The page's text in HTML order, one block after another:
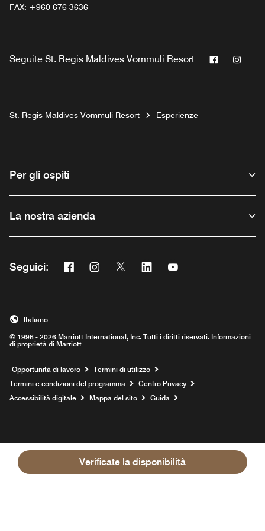
Verificate la disponibilità
FAX: +960 676-3636
Seguite St. Regis Maldives Vommuli Resort Facebook
St. Regis Maldives Vommuli Resort Esperienze
Per gli ospiti
La nostra azienda
Seguici: Facebook
Opens a new window
Instagram
Opens a new window
Twitter
Opens a new window
Linkedin
Opens a new window
Opens a new window
© 1996 - 2026 Marriott International, Inc. Tutti i diritti riservati. Informazioni
di proprietà di Marriott
Italiano
Opportunità di lavoro Opens a new window
Termini di utilizzo
Termini e condizioni del programma
Centro Privacy
Accessibilità digitale
Mappa del sito Guida